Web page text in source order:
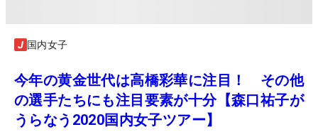
国内女子
今年の黄金世代は高橋彩華に注目！ その他
の選手たちにも注目要素が十分【森口祐子が
うらなう2020国内女子ツアー】